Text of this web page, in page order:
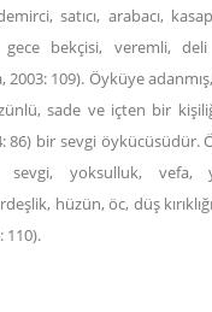
satıcı, arabacı,
gece bekçisi, veremli,
2003: 109). Öyküye
sade ve içten bir
86) bir sevgi öykücüsüdür.
sevgi, yoksulluk, vefa,
hüzün, öc, düş
110).